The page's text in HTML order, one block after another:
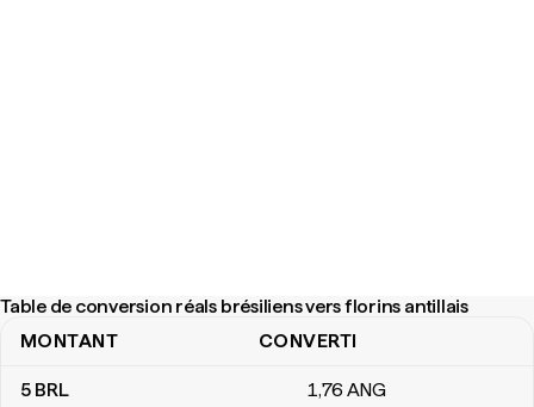
Table de conversion réals brésiliens vers florins antillais
Table de conversion réals brésiliens vers florins antillais
MONTANT CONVERTI
5 BRL 1,76 ANG